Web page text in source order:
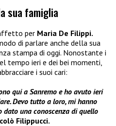
sua famiglia
per Maria De Filippi.
di parlare anche della sua
stampa di oggi. Nonostante i
tempo ieri e dei bei momenti,
i suoi cari:
qui a Sanremo e ho avuto ieri
Devo tutto a loro, mi hanno
dato una conoscenza di quello
Filippucci.